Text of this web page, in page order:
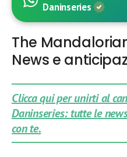
Daninseries
The
News e
Clicca qui per unirti al
Daninseries: tutte le
con te.